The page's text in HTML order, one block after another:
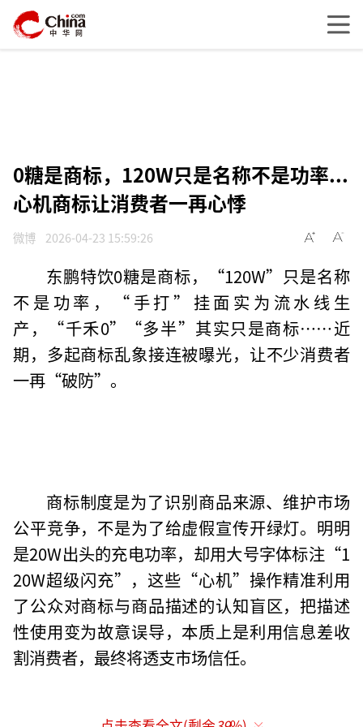
0糖是商标，120W只是名称不是功率...
心机商标让消费者一再心悸
微博 2026-04-23 15:59:26
东鹏特饮0糖是商标，“120W”只是名称
不是功率，“手打”挂面实为流水线生
产，“千禾0”“多半”其实只是商标……近
期，多起商标乱象接连被曝光，让不少消费者
一再“破防”。
商标制度是为了识别商品来源、维护市场
公平竞争，不是为了给虚假宣传开绿灯。明明
是20W出头的充电功率，却用大号字体标注“1
20W超级闪充”，这些“心机”操作精准利用
了公众对商标与商品描述的认知盲区，把描述
性使用变为故意误导，本质上是利用信息差收
割消费者，最终将透支市场信任。